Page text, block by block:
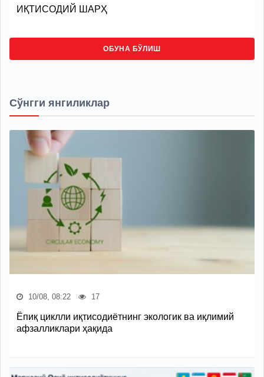
ИҚТИСОДИЙ ШАРҲ
ОБУНА БЎЛИШ
Сўнгги янгиликлар
10/08, 08:22 17
Ёпиқ циклли иқтисодиётнинг экологик ва иқлимий
афзалликлари ҳақида